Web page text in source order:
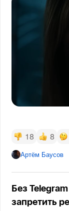
18 8
Артём Баусов
Без
запретить